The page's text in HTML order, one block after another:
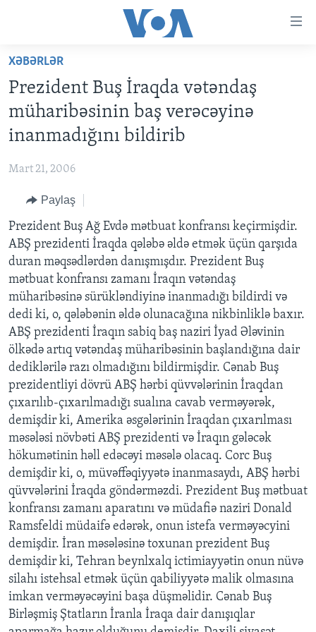
Skip
main
content
Skip
to
main
Search
ANA SƏHİFƏ
PROQRAMLAR
AMERIKA İCMALI
FAKTLAR NƏ DEYIR?
AZƏRBAYCAN
UKRAYNA BÖHRANI
İSRAIL-HƏMAS MÜNAQIŞƏSI
ABŞ
ABŞ SEÇKILƏRI 2024
İRAN AZƏRBAYCANI
VIDEOLAR
MEDIA AZADLIĞI
BAŞ MƏQALƏ
LEARNING ENGLISH
BIZI IZLƏYIN
Dillər
XƏBƏRLƏR
Prezident Buş İraqda vətəndaş
müharibəsinin baş verəcəyinə
inanmadığını bildirib
Mart 21, 2006
Paylaş
Prezident Buş Ağ Evdə mətbuat konfransı keçirmişdir.
ABŞ prezidenti İraqda qələbə əldə etmək üçün qarşıda
duran məqsədlərdən danışmışdır. Prezident Buş
mətbuat konfransı zamanı İraqın vətəndaş
müharibəsinə sürükləndiyinə inanmadığı bildirdi və
dedi ki, o, qələbənin əldə olunacağına nikbinliklə baxır.
ABŞ prezidenti İraqın sabiq baş naziri İyad Ələvinin
ölkədə artıq vətəndaş müharibəsinin başlandığına dair
dediklərilə razı olmadığını bildirmişdir. Cənab Buş
prezidentliyi dövrü ABŞ hərbi qüvvələrinin İraqdan
çıxarılıb-çıxarılmadığı sualına cavab verməyərək,
demişdir ki, Amerika əsgələrinin İraqdan çıxarılması
məsələsi növbəti ABŞ prezidenti və İraqın gələcək
hökumətinin həll edəcəyi məsələ olacaq. Corc Buş
demişdir ki, o, müvəffəqiyyətə inanmasaydı, ABŞ hərbi
qüvvələrini İraqda göndərməzdi. Prezident Buş mətbuat
konfransı zamanı aparatını və müdafiə naziri Donald
Ramsfeldi müdaifə edərək, onun istefa verməyəcyini
demişdir. İran məsələsinə toxunan prezident Buş
demişdir ki, Tehran beynlxalq ictimiayyətin onun nüvə
silahı istehsal etmək üçün qabiliyyətə malik olmasına
imkan verməyəcəyini başa düşməlidir. Cənab Buş
Birləşmiş Ştatların İranla İraqa dair danışıqlar